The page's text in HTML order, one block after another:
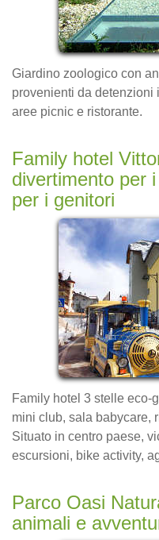
Giardino zoologico con
provenienti da detenzioni
aree picnic e ristorante.
Family hotel
divertimento per
per i genitori
Family hotel 3 stelle eco-
mini club, sala babycare,
Situato in centro paese,
escursioni, bike activity,
Parco Oasi
animali e